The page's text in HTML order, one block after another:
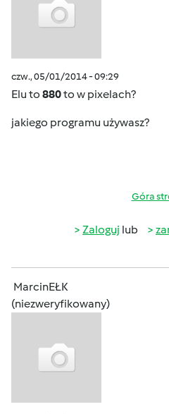
czw., 05/01/2014 - 09:29
Elu to 880to w pixelach?
jakiego programu używasz?
Góra
Zaloguj lub
MarcinEŁK
(niezweryfikowany)